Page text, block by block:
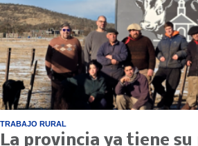
TRABAJO RURAL
La provincia ya tiene